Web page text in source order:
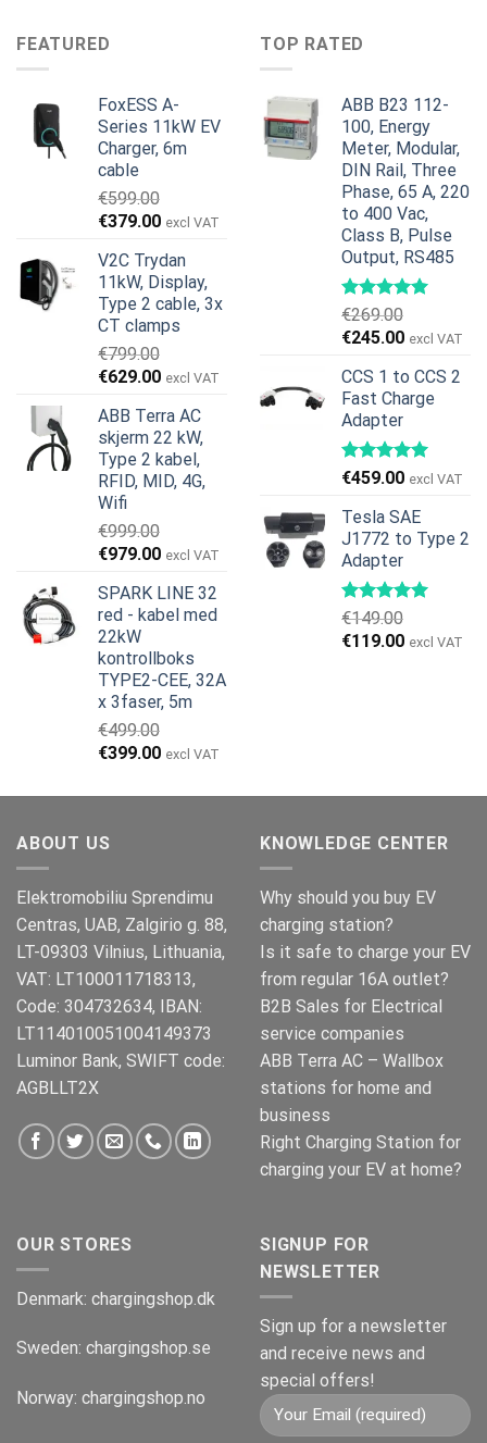
€899.00.
var:
€499.00.
FEATURED
FoxESS A-
Series 11kW EV
Charger, 6m
cable
€599.00
Opprinnelig
var:
€599.00.
€379.00Nåværende
er:
€379.00.
excl VAT
V2C Trydan
11kW, Display,
Type 2 cable, 3x
CT clamps
€799.00
Opprinnelig
var:
€799.00.
€629.00Nåværende
er:
€629.00.
excl VAT
ABB Terra AC
skjerm 22 kW,
Type 2 kabel,
RFID, MID, 4G,
Wifi
€999.00
Opprinnelig
var:
€999.00.
€979.00Nåværende
er:
€979.00.
excl VAT
SPARK LINE 32
red - kabel med
22kW
kontrollboks
TYPE2-CEE, 32A
x 3faser, 5m
€499.00
Opprinnelig
var:
€399.00Nåværende
er:
excl VAT
TOP RATED
ABB B23 112-
100, Energy
Meter, Modular,
DIN Rail, Three
Phase, 65 A, 220
to 400 Vac,
Class B, Pulse
Output, RS485
€269.00
Opprinnelig
var:
€269.00.
€245.00
er:
€245.00.
excl VAT
CCS 1 to CCS 2
Fast Charge
Adapter
€459.00 excl VAT
Tesla SAE
J1772 to Type 2
Adapter
€149.00
Opprinnelig
€119.00 excl VAT
ABOUT US
Elektromobiliu Sprendimu
Centras, UAB, Zalgirio g. 88,
LT-09303 Vilnius, Lithuania,
VAT: LT100011718313,
Code: 304732634, IBAN:
LT114010051004149373
Luminor Bank, SWIFT code:
AGBLLT2X
KNOWLEDGE CENTER
Why should you buy EV
charging station?
Is it safe to charge your EV
from regular 16A outlet?
B2B Sales for Electrical
service companies
ABB Terra AC – Wallbox
stations for home and
business
Right Charging Station for
charging your EV at home?
OUR STORES
Denmark: chargingshop.dk
Sweden: chargingshop.se
Norway: chargingshop.no
SIGNUP FOR
NEWSLETTER
Sign up for a newsletter
and receive news and
special offers!